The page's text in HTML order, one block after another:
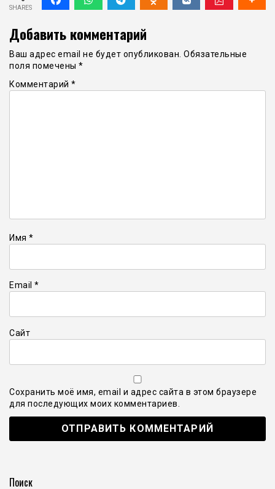
SHARES
Добавить комментарий
Ваш адрес email не будет опубликован. Обязательные
поля помечены *
Комментарий *
Имя *
Email *
Сайт
Сохранить моё имя, email и адрес сайта в этом браузере
для последующих моих комментариев.
Поиск